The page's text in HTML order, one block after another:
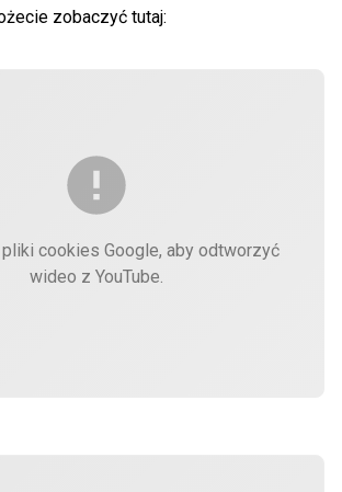
zobaczyć tutaj:
cookies Google, aby odtworzyć
wideo z YouTube.